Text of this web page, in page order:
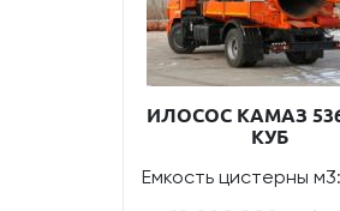
ИЛОСОС КАМАЗ
КУБ
Емкость цистерны